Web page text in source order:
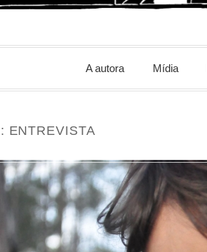
A autora Mídia
ENTREVISTA